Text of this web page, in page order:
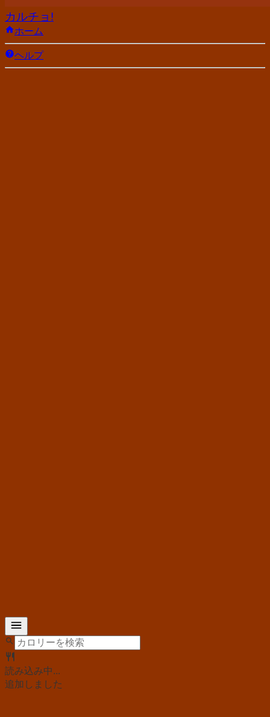
カルチョ!
ホーム
ヘルプ
読み込み中...
追加しました